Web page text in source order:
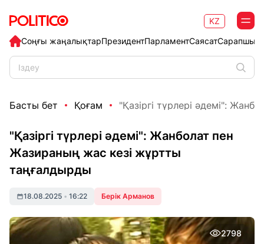
Соңғы жаңалықтарПрезидентПарламентСаясат
KZ
Басты бет Қоғам "Қазіргі түрлері әдемі":
"Қазіргі түрлері әдемі": Жанболат пен
Жазираның жас кезі жұртты
таңғалдырды
18.08.2025 • 16:22 Берік Арманов
2798